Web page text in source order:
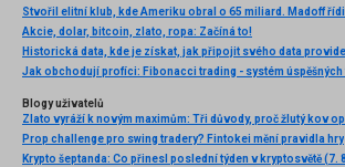
Akcie, dolar, bitcoin, zlato, ropa: Začíná to!
Blogy uživatelů
Prop challenge pro swing tradery? Fintokei mění pravidla hry